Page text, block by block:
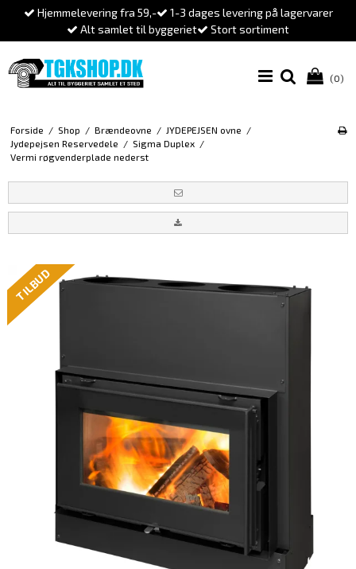
Hjemmelevering fra 59,-
1-3 dages levering på lagervarer
Alt samlet til byggeriet
Stort sortiment
(0)
Forside / Shop / Brændeovne / JYDEPEJSEN ovne /
Jydepejsen Reservedele / Sigma Duplex /
Vermi røgvenderplade nederst
TILBUD